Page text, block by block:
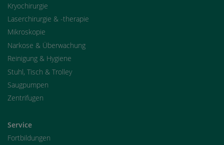
Kryochirurgie
Laserchirurgie & -therapie
Mikroskopie
Narkose & Überwachung
Reinigung & Hygiene
Stuhl, Tisch & Trolley
Saugpumpen
Zentrifugen
Service
Fortbildungen